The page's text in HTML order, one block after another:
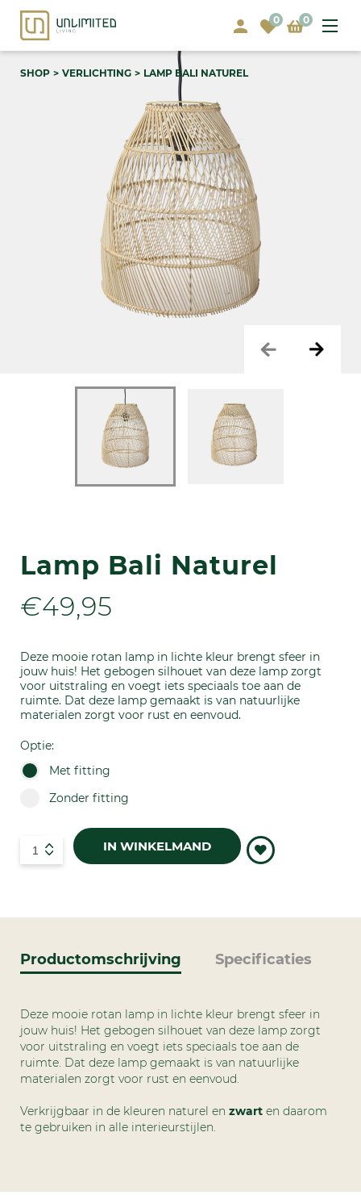
0 0
SHOP VERLICHTING LAMP BALI NATUREL
Lamp Bali Naturel
€49,95
Deze mooie rotan lamp in lichte kleur brengt sfeer in
jouw huis! Het gebogen silhouet van deze lamp zorgt
voor uitstraling en voegt iets speciaals toe aan de
ruimte. Dat deze lamp gemaakt is van natuurlijke
materialen zorgt voor rust en eenvoud.
Optie:
Met fitting
Zonder fitting
IN WINKELMAND
Productomschrijving Specificaties
Deze mooie rotan lamp in lichte kleur brengt sfeer in
jouw huis! Het gebogen silhouet van deze lamp zorgt
voor uitstraling en voegt iets speciaals toe aan de
ruimte. Dat deze lamp gemaakt is van natuurlijke
materialen zorgt voor rust en eenvoud.
Verkrijgbaar in de kleuren naturel en zwart en daarom
te gebruiken in alle interieurstijlen.